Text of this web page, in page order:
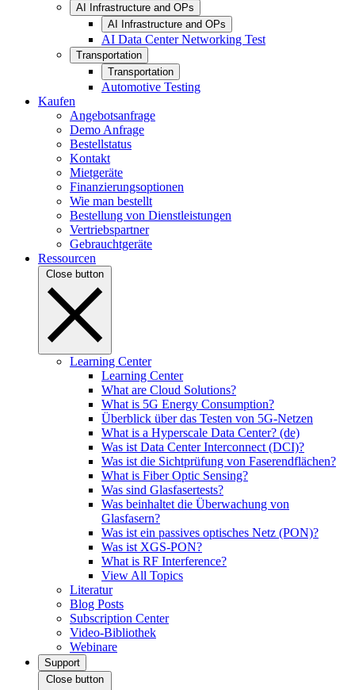
AI Infrastructure and OPs
AI Infrastructure and OPs
AI Data Center Networking Test
Transportation
Transportation
Automotive Testing
Kaufen
Angebotsanfrage
Demo Anfrage
Bestellstatus
Kontakt
Mietgeräte
Finanzierungsoptionen
Wie man bestellt
Bestellung von Dienstleistungen
Vertriebspartner
Gebrauchtgeräte
Ressourcen
Close button
Learning Center
Learning Center
What are Cloud Solutions?
What is 5G Energy Consumption?
Überblick über das Testen von 5G-Netzen
What is a Hyperscale Data Center? (de)
Was ist Data Center Interconnect (DCI)?
Was ist die Sichtprüfung von Faserendflächen?
What is Fiber Optic Sensing?
Was sind Glasfasertests?
Was beinhaltet die Überwachung von
Glasfasern?
Was ist ein passives optisches Netz (PON)?
Was ist XGS-PON?
What is RF Interference?
View All Topics
Literatur
Blog Posts
Subscription Center
Video-Bibliothek
Webinare
Support
Close button